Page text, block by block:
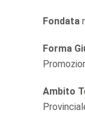
Fondata
Forma
Ambito